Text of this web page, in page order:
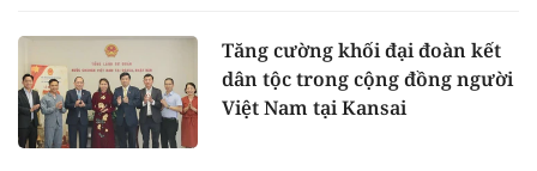
Tăng cường khối đại đoàn kết
dân tộc trong cộng đồng người
Việt Nam tại Kansai